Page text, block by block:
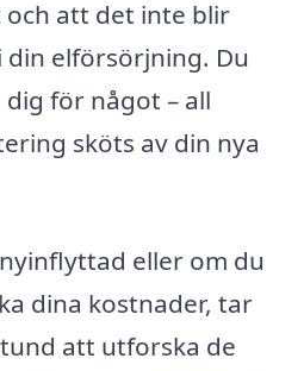
att det inte blir
elförsörjning. Du
för något – all
sköts av din nya
eller om du
dina kostnader, tar
att utforska de